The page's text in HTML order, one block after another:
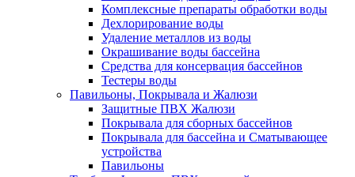
Комплексные препараты обработки воды
Дехлорирование воды
Удаление металлов из воды
Окрашивание воды бассейна
Средства для консервация бассейнов
Тестеры воды
Павильоны, Покрывала и Жалюзи
Защитные ПВХ Жалюзи
Покрывала для сборных бассейнов
Покрывала для бассейна и Сматывающее
устройства
Павильоны